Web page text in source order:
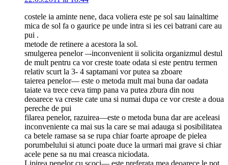
costele ia aminte nene, daca voliera este pe sol sau lainaltime
mica de sol fa o gaurice pe unde intra si ies cei batrani care au
pui .
metode de retinere a acestora la sol.
smulgerea penelor –-inconvenient ii solicita organizmul destul
de mult pentru ca vor creste toate odata si este pentru termen
relativ scurt la 3- 4 saptamani vor putea sa zboare
taierea penelor–– este o metoda mult mai buna dar oadata
taiate va trece ceva timp pana va putea zbura din nou
deoarece va creste cate una si numai dupa ce vor creste a doua
pereche de pui
filarea penelor, razuirea––este o metoda buna dar are aceleasi
inconveniente ca mai sus la care se mai adauga si posibilitatea
ca betele ramase sa se rupa chiar foarte aproape de pielea
porumbelului si atunci poate duce la urmari mai grave si chiar
acele pene sa nu mai creasca niciodata.